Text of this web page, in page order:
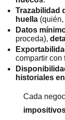
Trazabilidad
huella
Datos
proceda),
compartir con
historiales
Cada